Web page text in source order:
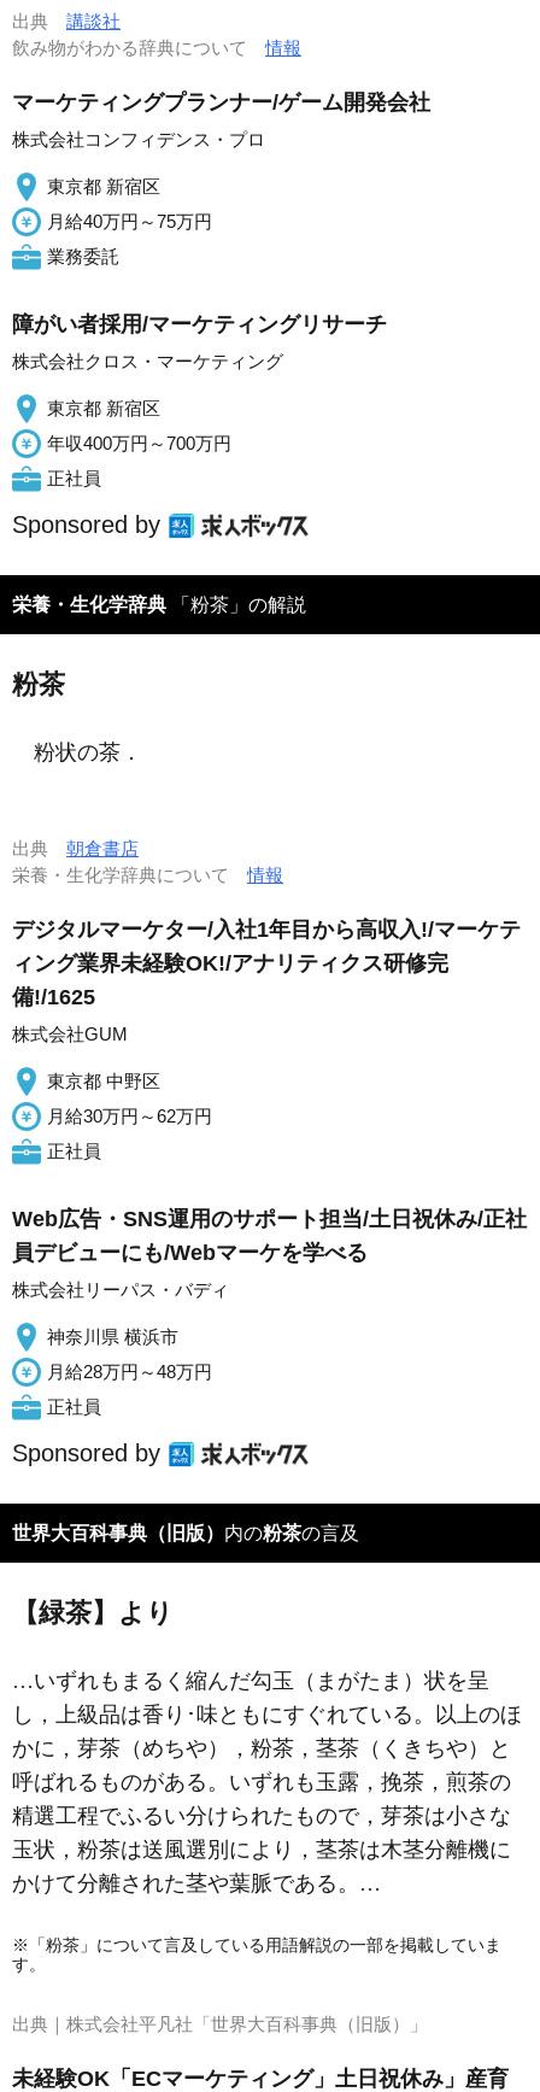
出典 講談社
飲み物がわかる辞典について情報
マーケティングプランナー/ゲーム開発会社
株式会社コンフィデンス・プロ
東京都 新宿区
月給40万円～75万円
業務委託
障がい者採用/マーケティングリサーチ
株式会社クロス・マーケティング
東京都 新宿区
年収400万円～700万円
正社員
Sponsored by
栄養・生化学辞典 「粉茶」の解説
粉茶
粉状の茶．
出典 朝倉書店
栄養・生化学辞典について情報
デジタルマーケター/入社1年目から高収入!/マーケテ
ィング業界未経験OK!/アナリティクス研修完
備!/1625
株式会社GUM
東京都 中野区
月給30万円～62万円
正社員
Web広告・SNS運用のサポート担当/土日祝休み/正社
員デビューにも/Webマーケを学べる
株式会社リーパス・バディ
神奈川県 横浜市
月給28万円～48万円
正社員
Sponsored by
世界大百科事典（旧版） 内の粉茶の言及
【緑茶】より
…いずれもまるく縮んだ勾玉（まがたま）状を呈
し，上級品は香り･味ともにすぐれている。以上のほ
かに，芽茶（めちや），粉茶，茎茶（くきちや）と
呼ばれるものがある。いずれも玉露，挽茶，煎茶の
精選工程でふるい分けられたもので，芽茶は小さな
玉状，粉茶は送風選別により，茎茶は木茎分離機に
かけて分離された茎や葉脈である。…
※「粉茶」について言及している用語解説の一部を掲載していま
す。
出典｜ 株式会社平凡社「世界大百科事典（旧版）」
未経験OK「ECマーケティング」土日祝休み」産育